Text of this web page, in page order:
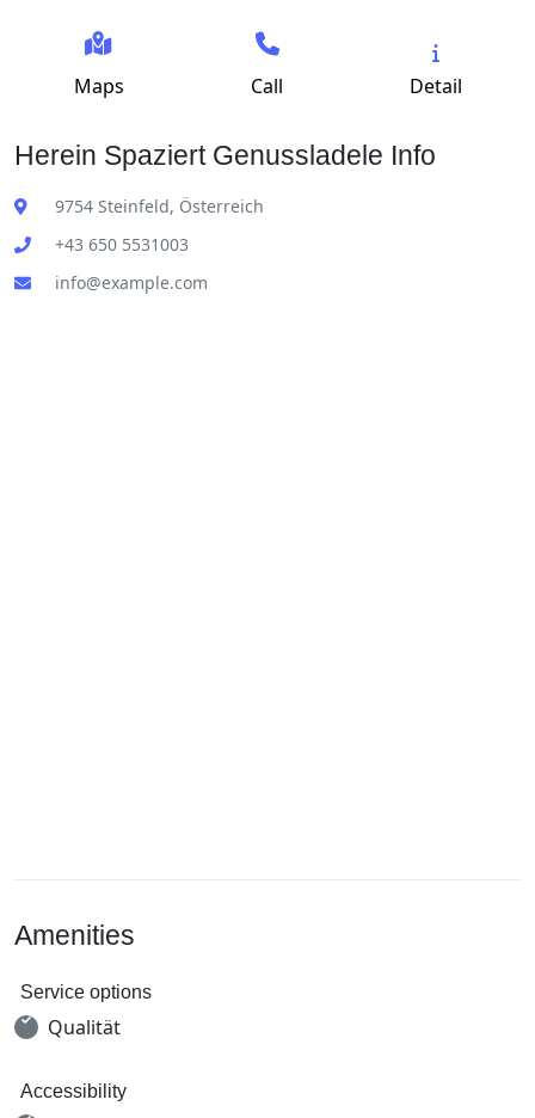
Maps Call Detail
Herein Spaziert Genussladele Info
9754 Steinfeld, Österreich
+43 650 5531003
info@example.com
Amenities
Service options
Qualität
Accessibility